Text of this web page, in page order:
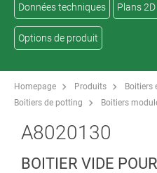
Données techniques Plans
Options de produit
Homepage Produits
Boitiers
Boitiers de potting
Boitiers
A8020130
BOITIER VIDE